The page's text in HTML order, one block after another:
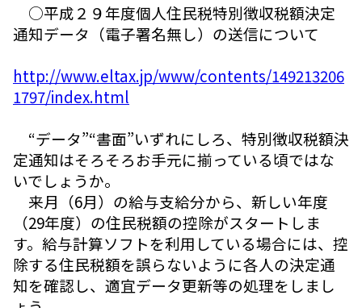
○平成２９年度個人住民税特別徴収税額決定
通知データ（電子署名無し）の送信について
http://www.eltax.jp/www/contents/149213206
1797/index.html
“データ”“書面”いずれにしろ、特別徴収税額決
定通知はそろそろお手元に揃っている頃ではな
いでしょうか。
来月（6月）の給与支給分から、新しい年度
（29年度）の住民税額の控除がスタートしま
す。給与計算ソフトを利用している場合には、控
除する住民税額を誤らないように各人の決定通
知を確認し、適宜データ更新等の処理をしまし